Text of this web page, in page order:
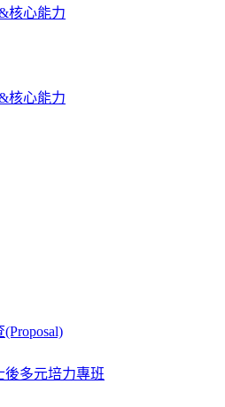
核心能力
核心能力
後多元培力專班